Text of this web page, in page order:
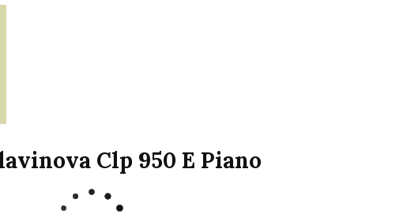
Clp 950 E Piano